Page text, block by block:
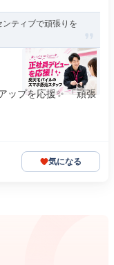
ンティブで頑張りを
ップを応援✨ 「頑張
気になる